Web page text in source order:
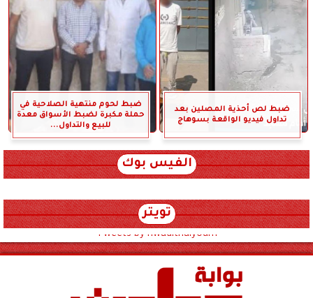
ضبط لص أحذية المصلين بعد
تداول فيديو الواقعة بسوهاج
ضبط لحوم منتهية الصلاحية في
حملة مكبرة لضبط الأسواق معدة
للبيع والتداول...
الفيس بوك
تويتر
Tweets by hwadithalyoum